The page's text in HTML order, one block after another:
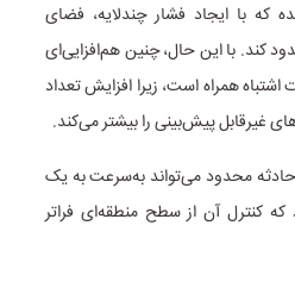
که با ایجاد فشار چندلایه، فضای
کند. با این حال، چنین هم‌افزایی‌ای
همراه است، زیرا افزایش تعداد
غیرقابل پیش‌بینی را بیشتر می‌کند.
محدود می‌تواند به‌سرعت به یک
کنترل آن از سطح منطقه‌ای فراتر